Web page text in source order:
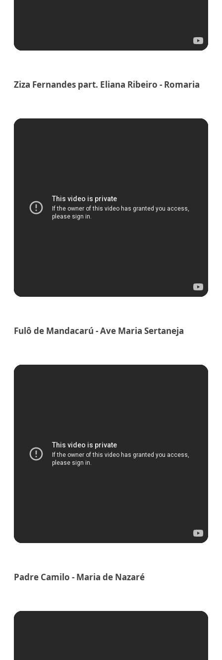
Ziza Fernandes part. Eliana Ribeiro - Romaria
Fulô de Mandacarú - Ave Maria Sertaneja
Padre Camilo - Maria de Nazaré